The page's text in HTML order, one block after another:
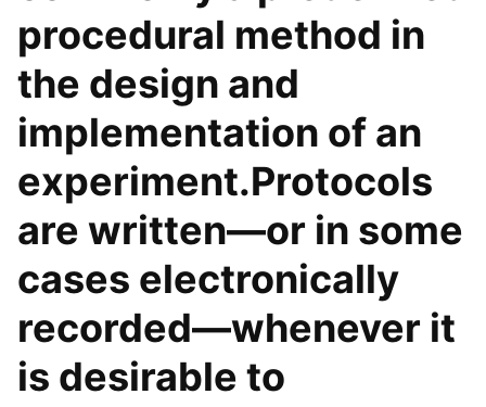
procedural method in
the design and
implementation of an
experiment.Protocols
are written—or in some
cases electronically
recorded—whenever it
is desirable to